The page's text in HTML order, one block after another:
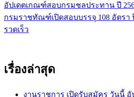
แนะแนว
เรื่อง
อัปเดตเกณฑ์สอบกรมชลประทาน ปี
กรมราชทัณฑ์เปิดสอบบรรจุ 108 อัตรา
รวดเร็ว
เรื่องล่าสุด
งานราชการ เปิดรับสมัคร วันนี้ อั